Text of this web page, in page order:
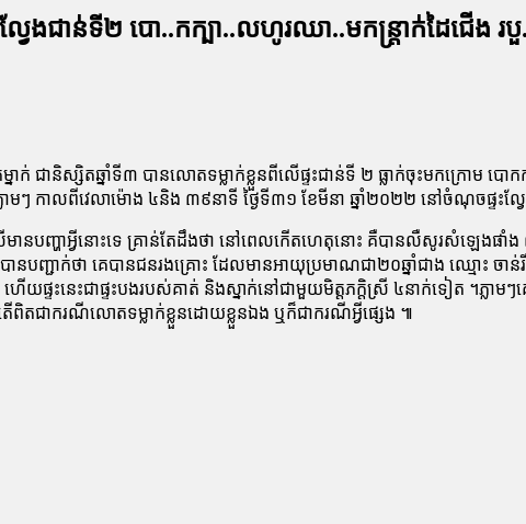
ះល្វែងជាន់ទី២ បោ..កក្បា..លហូរឈា..មកន្ត្រាក់ដៃជ
ាក់ ជានិស្សិតឆ្នាំទី៣ បានលោតទម្លាក់ខ្លួនពីលើផ្ទះជាន់ទី ២ ធ្លាក់ចុះមកក្រោម ប
ៗ កាលពីវេលាម៉ោង ៤និង ៣៩នាទី ថ្ងៃទី៣១ ខែមីនា ឆ្នាំ២០២២ នៅចំណុចផ្ទះល្វ
ានបញ្ហាអ្វីនោះទេ គ្រាន់តែដឹងថា នៅពេលកើតហេតុនោះ គឺបានលឺសូរសំឡេងផាំ
នបញ្ជាក់ថា គេបានជនរងគ្រោះ ដែលមានអាយុប្រមាណជា២០ឆ្នាំជាង ឈ្មោះ ចា
យផ្ទះនេះជាផ្ទះបងរបស់គាត់ និងស្នាក់នៅជាមួយមិត្តភក្តិស្រី ៤នាក់ទៀត ។ភ្លា
ពិតជាករណីលោតទម្លាក់ខ្លួនដោយខ្លួនឯង ឬក៏ជាករណីអ្វីផ្សេង ៕